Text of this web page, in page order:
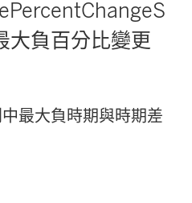
負百分比變更
最大負時期與時期差